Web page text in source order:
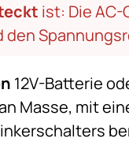
ist: Die
den
12V-Batterie
Masse, mit